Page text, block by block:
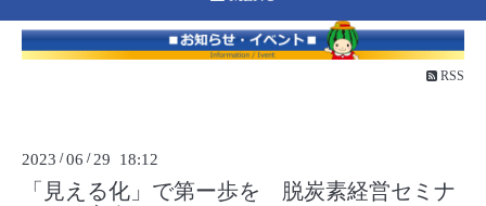
RSS
2023 /06 /29 18:12
「見える化」で第ー歩を 脱炭素経営セミナ